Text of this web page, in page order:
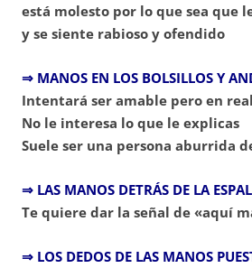
está molesto por lo que sea que
y se siente rabioso y ofendido
⇒ MANOS EN LOS BOLSILLOS Y
Intentará ser amable pero en
No le interesa lo que le explicas
Suele ser una persona aburrida
⇒ LAS MANOS DETRÁS DE LA
Te quiere dar la señal de «aquí
⇒ LOS DEDOS DE LAS MANOS